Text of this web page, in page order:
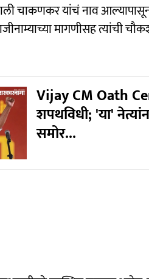
चाकणकर यांचं नाव
मागणीसह त्यांची
Vijay CM Oath
शपथविधी; 'या'
समोर...